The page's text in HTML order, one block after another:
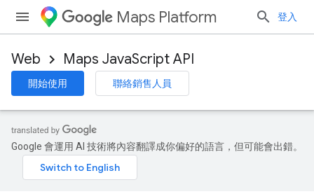
Maps Platform 登入
Web Maps JavaScript API
開始使用 聯絡銷售人員
Google 會運用 AI 技術將內容翻譯成你偏好的語言，但可能會出錯。